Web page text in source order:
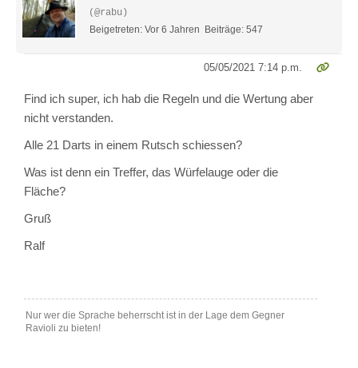
(@rabu)
Beigetreten: Vor 6 Jahren Beiträge: 547
05/05/2021 7:14 p.m.
Find ich super, ich hab die Regeln und die Wertung aber
nicht verstanden.
Alle 21 Darts in einem Rutsch schiessen?
Was ist denn ein Treffer, das Würfelauge oder die
Fläche?
Gruß
Ralf
Nur wer die Sprache beherrscht ist in der Lage dem Gegner
Ravioli zu bieten!